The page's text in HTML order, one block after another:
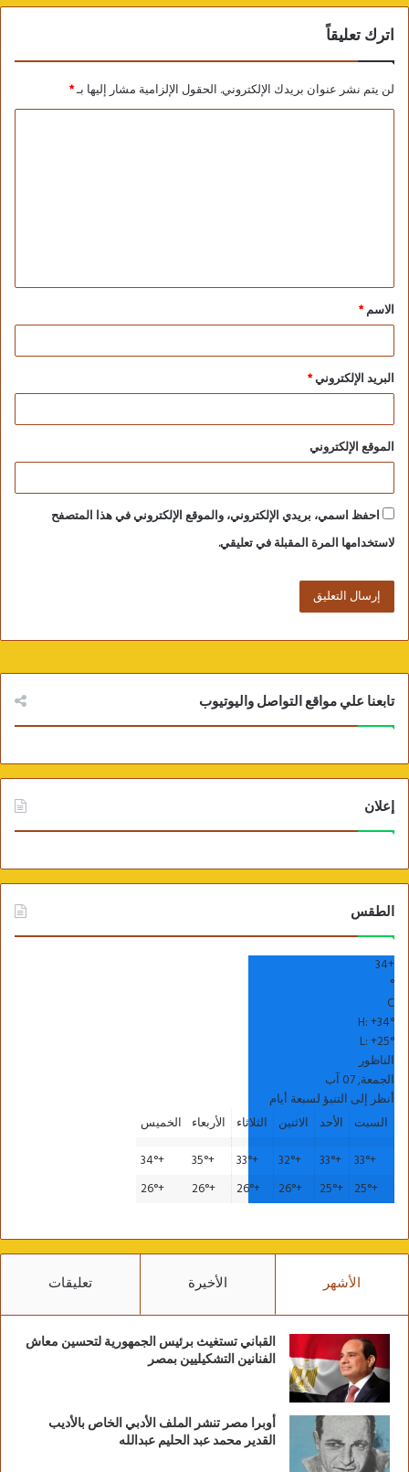
اترك تعليقاً
لن يتم نشر عنوان بريدك الإلكتروني. الحقول الإلزامية مشار إليها بـ*
الاسم*
البريد الإلكتروني*
الموقع الإلكتروني
احفظ اسمي، بريدي الإلكتروني، والموقع الإلكتروني في هذا المتصفح
لاستخدامها المرة المقبلة في تعليقي.
تابعنا علي مواقع التواصل واليوتيوب
إعلان
الطقس
+
34
°
C
H:+34°
L:+25°
الناظور
الجمعة, 07 آب
أنظر إلى التنبؤ لسبعة أيام
السبت
الأحد الاثنين الثلاثاء الأربعاء
الخميس
+
33°
+
33°
+
32°
+
33°
+
35°
+
34°
+
25°
+
25°
+
26°
+
26°
+
26°
+
26°
الأشهر الأخيرة تعليقات
القباني تستغيث برئيس الجمهورية لتحسين معاش
الفنانين التشكيليين بمصر
أوبرا مصر تنشر الملف الأدبي الخاص بالأديب
القدير محمد عبد الحليم عبدالله